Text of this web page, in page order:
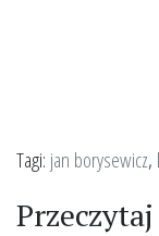
Tagi: jan borysewicz,